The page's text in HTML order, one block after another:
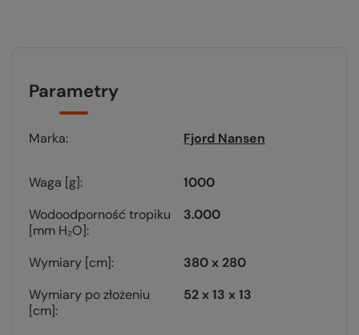
Parametry
Marka Fjord Nansen
Waga [g]
1000
Wodoodporność tropiku
[mm H₂O]
3.000
Wymiary [cm]
380 x 280
Wymiary po złożeniu
[cm]
52 x 13 x 13